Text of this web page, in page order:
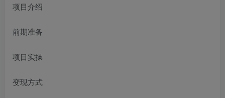
项目介绍
前期准备
项目实操
变现方式